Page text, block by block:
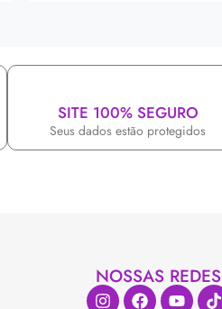
SITE 100% SEGURO
Seus dados estão protegidos
NOSSAS REDES